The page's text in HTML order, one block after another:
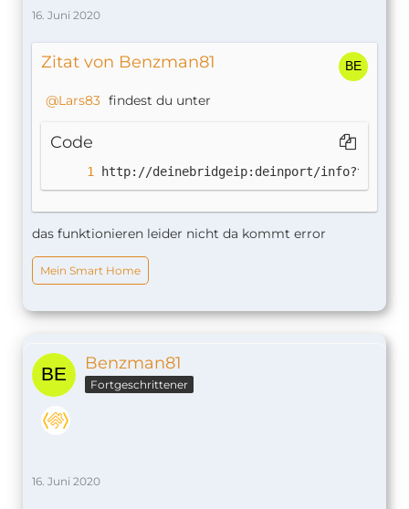
16. Juni 2020
Zitat von Benzman81
Lars83 findest du unter
Code
http://deinebridgeip:deinport/
das funktionieren leider nicht da kommt error
Mein Smart Home
Benzman81
Fortgeschrittener
16. Juni 2020